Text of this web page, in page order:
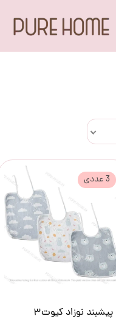
پیشبند نوزاد کیوت3
3 عددی